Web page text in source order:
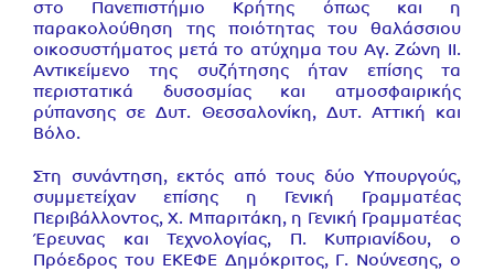
στο Πανεπιστήμιο Κρήτης όπως και η
παρακολούθηση της ποιότητας του θαλάσσιου
οικοσυστήματος μετά το ατύχημα του Αγ. Ζώνη ΙΙ.
Αντικείμενο της συζήτησης ήταν επίσης τα
περιστατικά δυσοσμίας και ατμοσφαιρικής
ρύπανσης σε Δυτ. Θεσσαλονίκη, Δυτ. Αττική και
Βόλο.
Στη συνάντηση, εκτός από τους δύο Υπουργούς,
συμμετείχαν επίσης η Γενική Γραμματέας
Περιβάλλοντος, Χ. Μπαριτάκη, η Γενική Γραμματέας
Έρευνας και Τεχνολογίας, Π. Κυπριανίδου, ο
Πρόεδρος του ΕΚΕΦΕ Δημόκριτος, Γ. Νούνεσης, ο